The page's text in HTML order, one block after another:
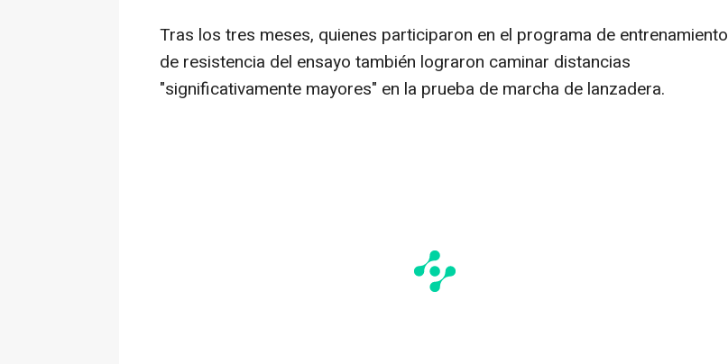
Tras los tres meses, quienes participaron en el programa de entrenamiento
de resistencia del ensayo también lograron caminar distancias
"significativamente mayores" en la prueba de marcha de lanzadera.